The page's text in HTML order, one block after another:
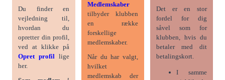
Du finder en
vejledning til,
hvordan du
opretter din profil,
ved at klikke på
Opret profil lige
her.
Medlemskaber
tilbyder klubben
en række
forskellige
medlemskaber.
Når du har valgt,
hvilket
medlemskab der
Det er en stor
fordel for dig
såvel som for
klubben, hvis du
betaler med dit
betalingskort.
I samme